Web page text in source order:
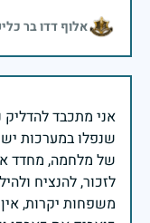
אלוף דדו בר
אני מתכבד להדליק
שנפלו במערכות
של מלחמה, מחדד
משפחות יקרות,